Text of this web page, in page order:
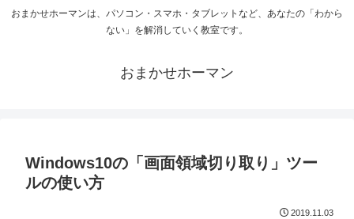
おまかせホーマンは、パソコン・スマホ・タブレットなど、あなたの「わから
ない」を解消していく教室です。
おまかせホーマン
Windows10の「画面領域切り取り」ツー
ルの使い方
2019.11.03